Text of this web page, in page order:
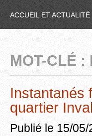
ACCUEIL ET ACTUALITÉ
MOT-CLÉ :
Instantanés
quartier
Publié le 15/